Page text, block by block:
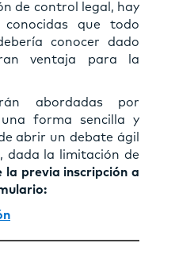
de control legal, hay
que todo
conocer dado
ventaja para la
abordadas por
forma sencilla y
abrir un debate ágil
dada la limitación de
la previa inscripción a